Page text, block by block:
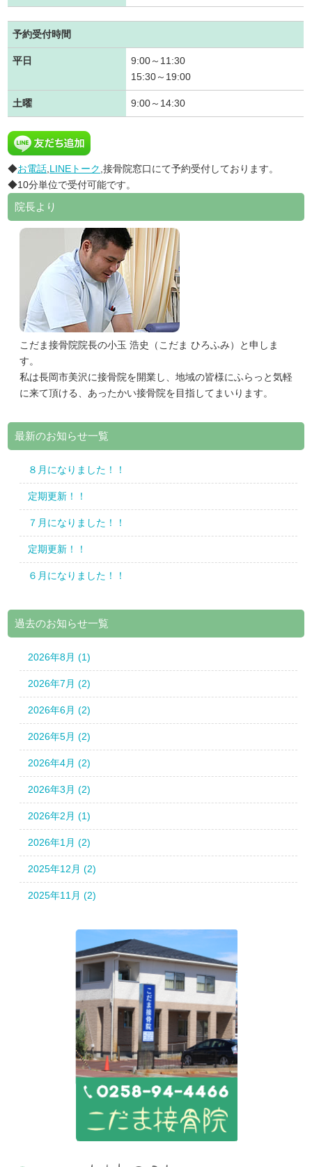
予約受付時間
平日
9:00～11:30
15:30～19:00
土曜 9:00～14:30
◆お電話 LINEトーク ,接骨院窓口にて予約受付しております。
◆10分単位で受付可能です。
院長より
こだま接骨院院長の小玉 浩史（こだま ひろふみ）と申しま
す。
私は長岡市美沢に接骨院を開業し、地域の皆様にふらっと気軽
に来て頂ける、あったかい接骨院を目指してまいります。
最新のお知らせ一覧
８月になりました！！
定期更新！！
７月になりました！！
定期更新！！
６月になりました！！
過去のお知らせ一覧
2026年8月 (1)
2026年7月 (2)
2026年6月 (2)
2026年5月 (2)
2026年4月 (2)
2026年3月 (2)
2026年2月 (1)
2026年1月 (2)
2025年12月 (2)
2025年11月 (2)